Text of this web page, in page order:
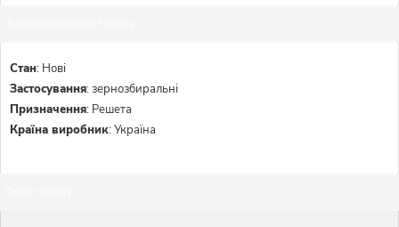
Стан: Нові
Застосування:зернозбиральні
Призначення: Решета
Країна виробник:Україна